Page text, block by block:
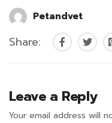
Petandvet
Share:
Leave a Reply
Your email address will